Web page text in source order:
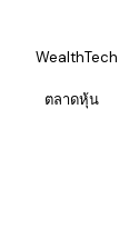
WealthTech
ตลาดหุ้น